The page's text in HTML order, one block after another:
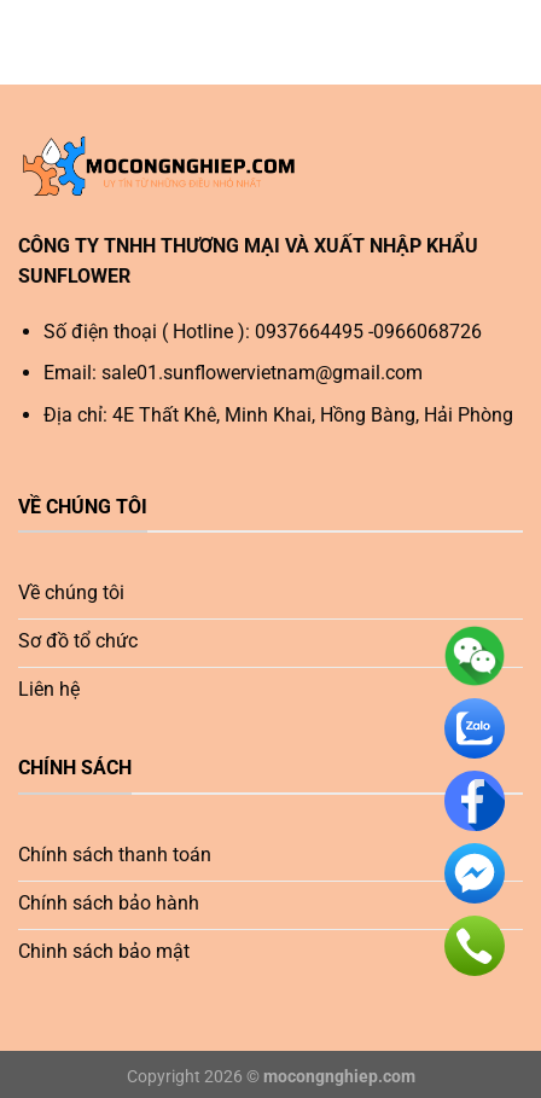
CÔNG TY TNHH THƯƠNG MẠI VÀ XUẤT NHẬP KHẨU
SUNFLOWER
Số điện thoại ( Hotline ): 0937664495 -0966068726
Email: sale01.sunflowervietnam@gmail.com
Địa chỉ: 4E Thất Khê, Minh Khai, Hồng Bàng, Hải Phòng
VỀ CHÚNG TÔI
Về chúng tôi
Sơ đồ tổ chức
Liên hệ
CHÍNH SÁCH
Chính sách thanh toán
Chính sách bảo hành
Chinh sách bảo mật
Copyright 2026 © mocongnghiep.com